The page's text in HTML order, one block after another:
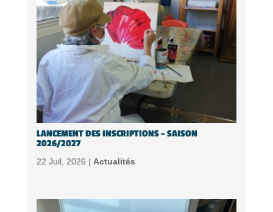
LANCEMENT DES INSCRIPTIONS – SAISON
2026/2027
22 Juil, 2026 | Actualités